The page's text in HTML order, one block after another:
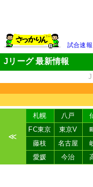
試合速報
Jリーグ 最新情報
≪
札幌 八戸
FC東京
東京V
藤枝
名古屋
愛媛
今治